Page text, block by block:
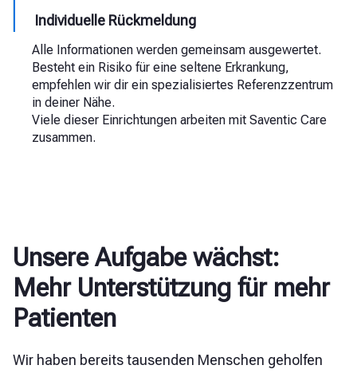
Individuelle Rückmeldung
Alle Informationen werden gemeinsam ausgewertet.
Besteht ein Risiko für eine seltene Erkrankung,
empfehlen wir dir ein spezialisiertes Referenzzentrum
in deiner Nähe.
Viele dieser Einrichtungen arbeiten mit Saventic Care
zusammen.
Unsere Aufgabe wächst:
Mehr Unterstützung für mehr
Patienten
Wir haben bereits tausenden Menschen geholfen